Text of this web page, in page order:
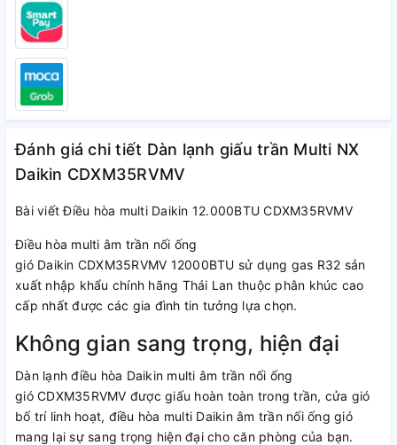
Đánh giá chi tiết Dàn lạnh giấu trần Multi NX
Daikin CDXM35RVMV
Bài viết Điều hòa multi Daikin 12.000BTU CDXM35RVMV
Điều hòa multi âm trần nối ống
gió Daikin CDXM35RVMV 12000BTU sử dụng gas R32 sản
xuất nhập khẩu chính hãng Thái Lan thuộc phân khúc cao
cấp nhất được các gia đình tin tưởng lựa chọn.
Không gian sang trọng, hiện đại
Dàn lạnh điều hòa Daikin multi âm trần nối ống
gió CDXM35RVMV được giấu hoàn toàn trong trần, cửa gió
bố trí linh hoạt, điều hòa multi Daikin âm trần nối ống gió
mang lại sự sang trọng hiện đại cho căn phòng của bạn.